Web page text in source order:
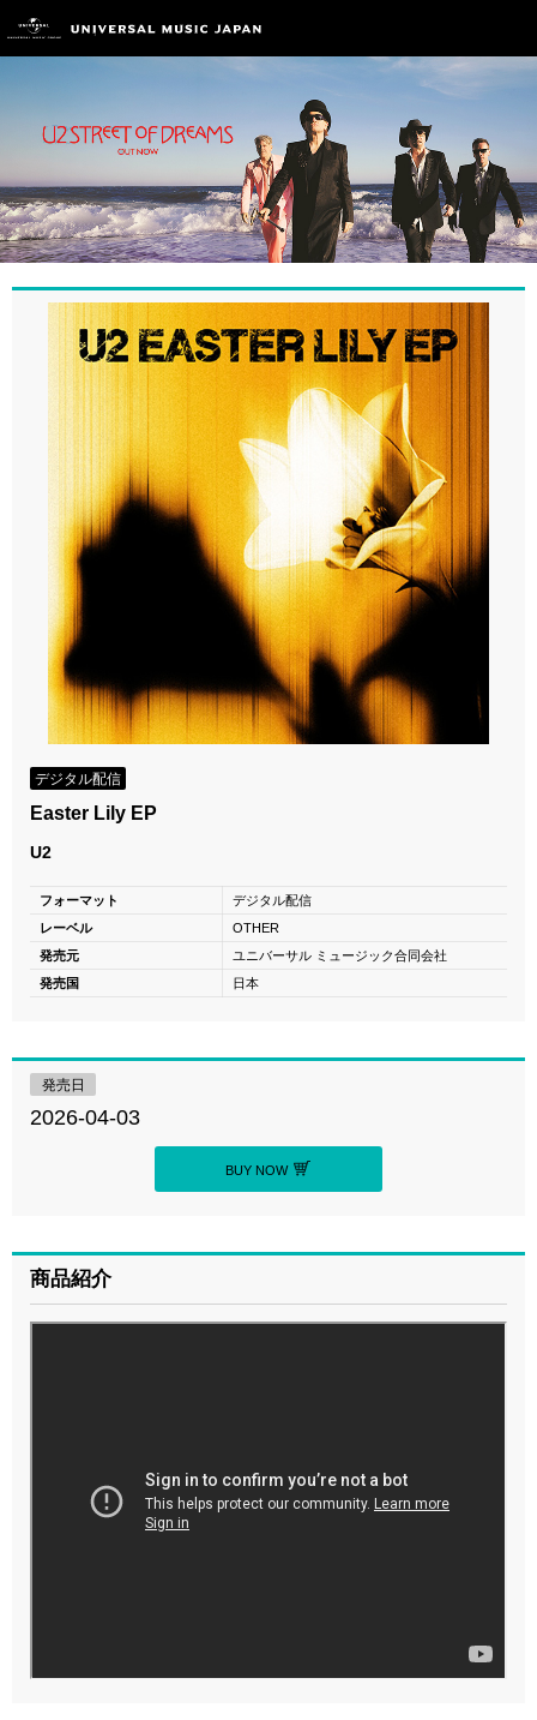
デジタル配信
Easter Lily EP
U2
フォーマット
デジタル配信
レーベル
OTHER
発売元
ユニバーサル ミュージック合同会社
発売国
日本
発売日
2026-04-03
BUY NOW
商品紹介